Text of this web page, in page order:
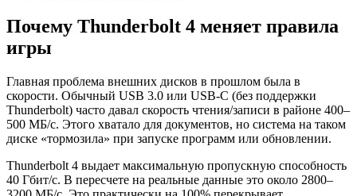
Почему Thunderbolt 4 меняет правила
игры
Главная проблема внешних дисков в прошлом была в
скорости. Обычный USB 3.0 или USB-C (без поддержки
Thunderbolt) часто давал скорость чтения/записи в районе 400–
500 МБ/с. Этого хватало для документов, но система на таком
диске «тормозила» при запуске программ или обновлении.
Thunderbolt 4 выдает максимальную пропускную способность
40 Гбит/с. В пересчете на реальные данные это около 2800–